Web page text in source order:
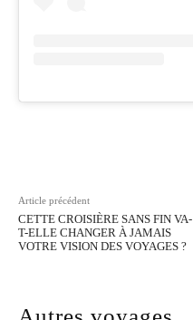
Article précédent
CETTE CROISIÈRE SANS FIN VA-
T-ELLE CHANGER À JAMAIS
VOTRE VISION DES VOYAGES ?